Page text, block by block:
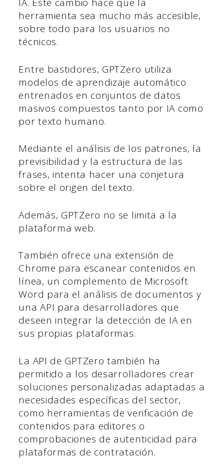
IA. Este cambio hace que la
herramienta sea mucho más accesible,
sobre todo para los usuarios no
técnicos.
Entre bastidores, GPTZero utiliza
modelos de aprendizaje automático
entrenados en conjuntos de datos
masivos compuestos tanto por IA como
por texto humano.
Mediante el análisis de los patrones, la
previsibilidad y la estructura de las
frases, intenta hacer una conjetura
sobre el origen del texto.
Además, GPTZero no se limita a la
plataforma web.
También ofrece una extensión de
Chrome para escanear contenidos en
línea, un complemento de Microsoft
Word para el análisis de documentos y
una API para desarrolladores que
deseen integrar la detección de IA en
sus propias plataformas.
La API de GPTZero también ha
permitido a los desarrolladores crear
soluciones personalizadas adaptadas a
necesidades específicas del sector,
como herramientas de verificación de
contenidos para editores o
comprobaciones de autenticidad para
plataformas de contratación.